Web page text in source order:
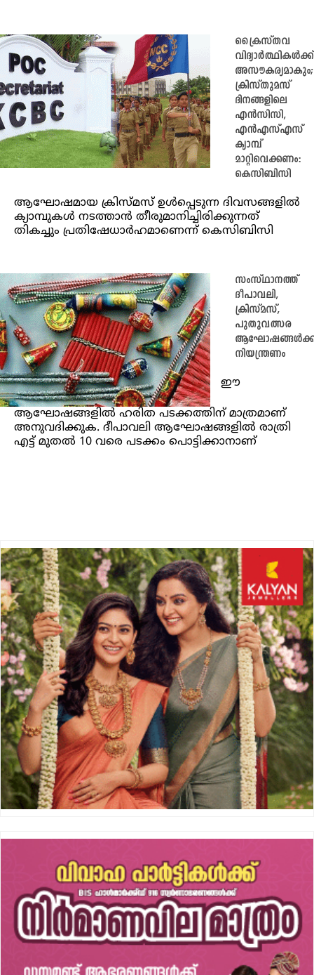
ക്രൈസ്തവ
വിദ്യാർത്ഥികൾക്ക്
അസൗകര്യമാകും;
ക്രിസ്തുമസ്
ദിനങ്ങളിലെ
എൻസിസി,
എൻഎസ്എസ്
ക്യാമ്പ്
മാറ്റിവെക്കണം:
കെസിബിസി
ആഘോഷമായ ക്രിസ്മസ് ഉൾപ്പെടുന്ന ദിവസങ്ങളിൽ
ക്യാമ്പുകൾ നടത്താൻ തീരുമാനിച്ചിരിക്കുന്നത്
തികച്ചും പ്രതിഷേധാർഹമാണെന്ന് കെസിബിസി
സംസ്ഥാനത്ത്
ദീപാവലി,
ക്രിസ്മസ്,
പുതുവത്സര
നിയന്ത്രണം
ഈ
ആഘോഷങ്ങളില്‍ ഹരിത പടക്കത്തിന് മാത്രമാണ്
അനുവദിക്കുക. ദീപാവലി ആഘോഷങ്ങളില്‍ രാത്രി
എട്ട് മുതല്‍ 10 വരെ പടക്കം പൊട്ടിക്കാനാണ്